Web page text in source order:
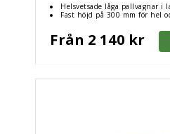
Helsvetsade låga pallvagnar i
Fast höjd på 300 mm för hel
Från 2 140 kr